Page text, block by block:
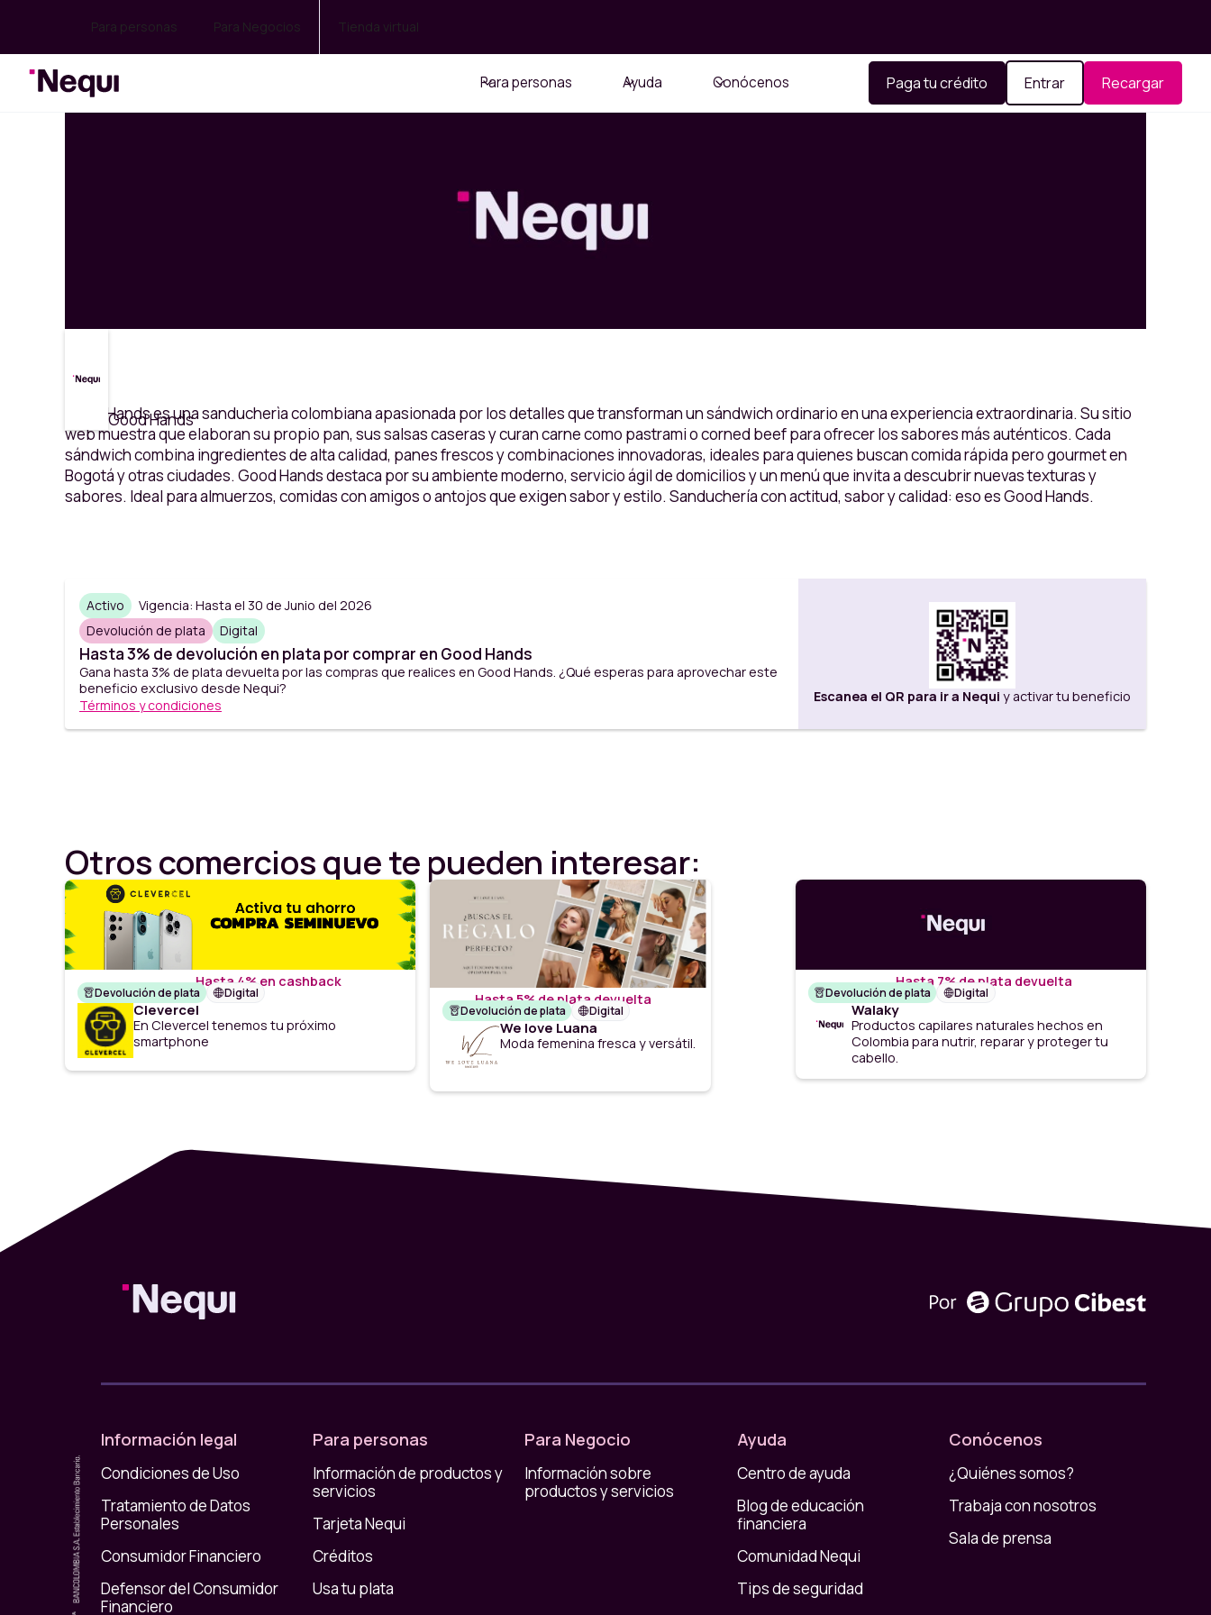
Para personas Para Negocios Tienda virtual
Para personas Ayuda Conócenos Paga tu crédito Entrar Recargar
Good Hands
Good Hands es una sanducherìa colombiana apasionada por los detalles que transforman un sándwich ordinario en una experiencia extraordinaria. Su sitio
web muestra que elaboran su propio pan, sus salsas caseras y curan carne como pastrami o corned beef para ofrecer los sabores más auténticos. Cada
sándwich combina ingredientes de alta calidad, panes frescos y combinaciones innovadoras, ideales para quienes buscan comida rápida pero gourmet en
Bogotá y otras ciudades. Good Hands destaca por su ambiente moderno, servicio ágil de domicilios y un menú que invita a descubrir nuevas texturas y
sabores. Ideal para almuerzos, comidas con amigos o antojos que exigen sabor y estilo. Sanduchería con actitud, sabor y calidad: eso es Good Hands.
Activo
Vigencia: Hasta el 30 de Junio del 2026
Devolución de plata
Digital
Hasta 3% de devolución en plata por comprar en Good Hands
Gana hasta 3% de plata devuelta por las compras que realices en Good Hands. ¿Qué esperas para aprovechar este
beneficio exclusivo desde Nequi?
Términos y condiciones
Escanea el QR para ir a Nequi y activar tu beneficio
Otros comercios que te pueden interesar:
Hasta 4% en cashback
Devolución de plata Digital
Clevercel
En Clevercel tenemos tu próximo
smartphone
Hasta 5% de plata devuelta
Devolución de plata Digital
We love Luana
Moda femenina fresca y versátil.
Hasta 7% de plata devuelta
Devolución de plata Digital
Walaky
Productos capilares naturales hechos en
Colombia para nutrir, reparar y proteger tu
cabello.
Información legal
Condiciones de Uso
Tratamiento de Datos
Personales
Consumidor Financiero
Defensor del Consumidor
Financiero
Para personas
Información de productos y
servicios
Tarjeta Nequi
Créditos
Usa tu plata
Para Negocio
Información sobre
productos y servicios
Ayuda
Centro de ayuda
Blog de educación
financiera
Comunidad Nequi
Tips de seguridad
Conócenos
¿Quiénes somos?
Trabaja con nosotros
Sala de prensa